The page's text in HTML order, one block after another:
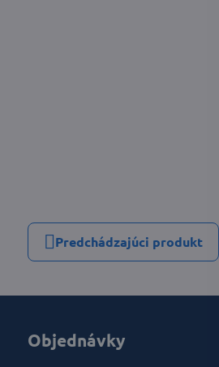
Predchádzajúci produkt
Objednávky